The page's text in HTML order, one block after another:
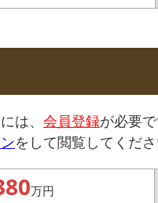
は、 会員登録が必要で
をして閲覧してくださ
万円